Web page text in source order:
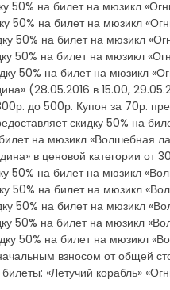
50% на билет на мюзикл
50% на билет на мюзикл
50% на билет на мюзикл
50% на билет на мюзикл
50% на билет на мюзикл
(28.05.2016 в 15.00,
до 500р. Купон за 70р.
скидку 50% на
на мюзикл «Волшебная
в ценовой категории от
50% на билет на мюзикл
50% на билет на мюзикл
50% на билет на мюзикл
50% на билет на мюзикл
50% на билет на мюзикл
взносом от общей
«Летучий корабль»